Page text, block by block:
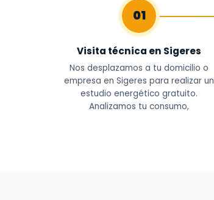
01
Visita técnica en Sigeres
Nos desplazamos a tu domicilio o
empresa en Sigeres para realizar un
estudio energético gratuito.
Analizamos tu consumo,